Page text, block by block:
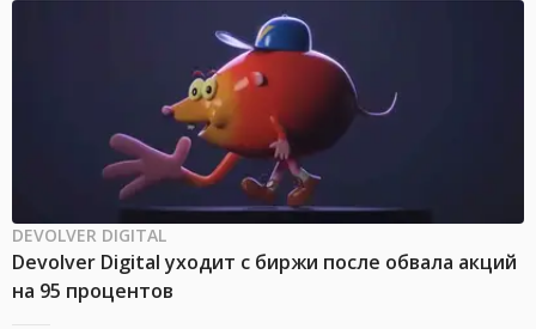
DEVOLVER DIGITAL
Devolver Digital уходит с биржи после обвала акций
на 95 процентов